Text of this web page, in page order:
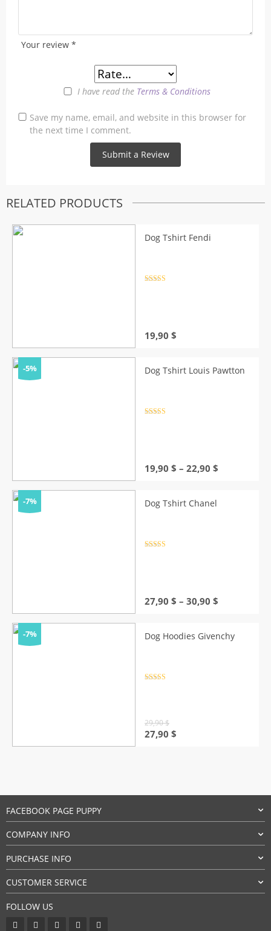
Your review *
I have read the Terms & Conditions
Save my name, email, and website in this browser for
the next time I comment.
RELATED PRODUCTS
Dog Tshirt Fendi
19,90 $
-5% Dog Tshirt Louis Pawtton
19,90 $ – 22,90 $
-7% Dog Tshirt Chanel
27,90 $ – 30,90 $
through
30,90 $
-7% Dog Hoodies Givenchy
29,90$
Original
27,90 $
FACEBOOK PAGE PUPPY
COMPANY INFO
PURCHASE INFO
CUSTOMER SERVICE
FOLLOW US